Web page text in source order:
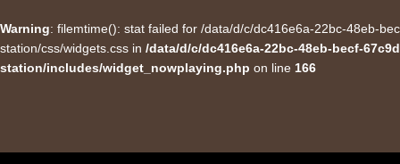
Warning: filemtime(): stat failed for /data/d/c/dc416e6a-22bc-48eb-
station/css/widgets.css in /data/d/c/dc416e6a-22bc-48eb-becf-
station/includes/widget_nowplaying.php on line 166